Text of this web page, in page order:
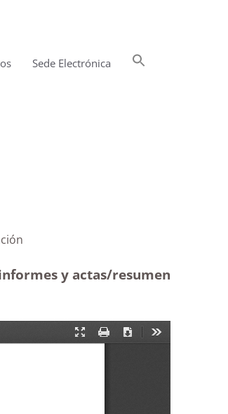
Sede Electrónica
y actas/resumen